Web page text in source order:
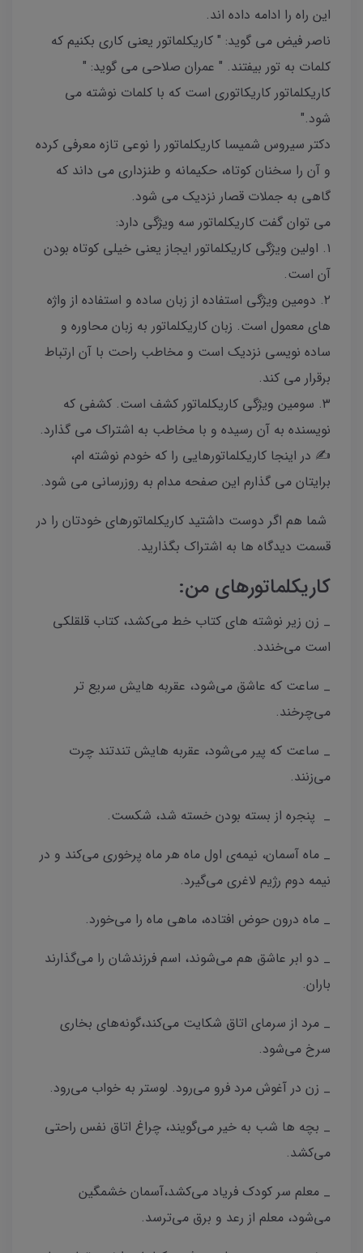
این راه را ادامه داده اند.
ناصر فیض می گوید: " کاریکلماتور یعنی کاری بکنیم که
کلمات به تور بیفتند. " عمران صلاحی می گوید: "
کاریکلماتور کاریکاتوری است که با کلمات نوشته می
شود‌."
دکتر سیروس شمیسا کاریکلماتور را نوعی تازه معرفی کرده
و آن را سخنان کوتاه، حکیمانه و طنزداری می داند که
گاهی به جملات قصار نزدیک می شود.
می توان گفت کاریکلماتور سه ویژگی دارد:
۱. اولین ویژگی کاریکلماتور ایجاز یعنی خیلی کوتاه بودن
آن است.
۲. دومین ویژگی استفاده از زبان ساده و استفاده از واژه
های معمول است. زبان کاریکلماتور به زبان محاوره و
ساده نویسی نزدیک است و مخاطب راحت با آن ارتباط
برقرار می کند.
۳. سومین ویژگی کاریکلماتور کشف است. کشفی که
نویسنده به آن رسیده و با مخاطب به اشتراک می گذارد.
✍️ در اینجا کاریکلماتورهایی را که خودم نوشته ام،
برایتان می گذارم‌ این صفحه مدام به روزرسانی می شود.
شما هم اگر دوست داشتید کاریکلماتورهای خودتان را در
قسمت دیدگاه ها به اشتراک بگذارید.
کاریکلماتورهای من:
_ زن زیر نوشته های کتاب خط می‌کشد، کتاب قلقلکی
است می‌خندد.
_ ساعت که عاشق می‌شود، عقربه هایش سریع تر
می‌چرخند.
_ ساعت که پیر می‌شود، عقربه هایش تندتند چرت
می‌زنند.
_ پنجره از بسته بودن خسته شد، شکست.
_ ماه آسمان، نیمه‌ی اول ماه هر ماه پرخوری می‌کند و در
نیمه دوم‌ رژیم لاغری می‌گیرد.
_ ماه درون حوض افتاده، ماهی ماه را می‌خورد.
_ دو ابر عاشق هم می‌شوند، اسم فرزندشان را می‌گذارند
باران.
_ مرد از سرمای اتاق شکایت می‌کند،گونه‌های بخاری
سرخ می‌شود.
_ زن در آغوش مرد فرو می‌رود. لوستر به خواب می‌رود.
_ بچه ها شب به خیر می‌گویند، چراغ اتاق نفس راحتی
می‌کشد.
_ معلم سر کودک فریاد می‌کشد،آسمان خشمگین
می‌شود، معلم از رعد و برق می‌ترسد.